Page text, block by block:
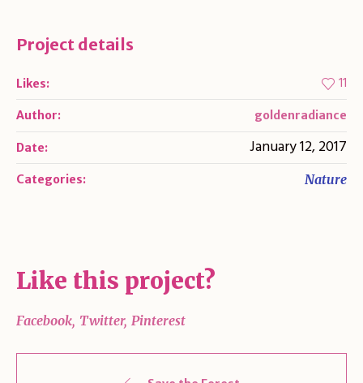
Project details
Likes: 11
Author: goldenradiance
Date: January 12, 2017
Categories: Nature
Like this project?
Facebook Twitter Pinterest